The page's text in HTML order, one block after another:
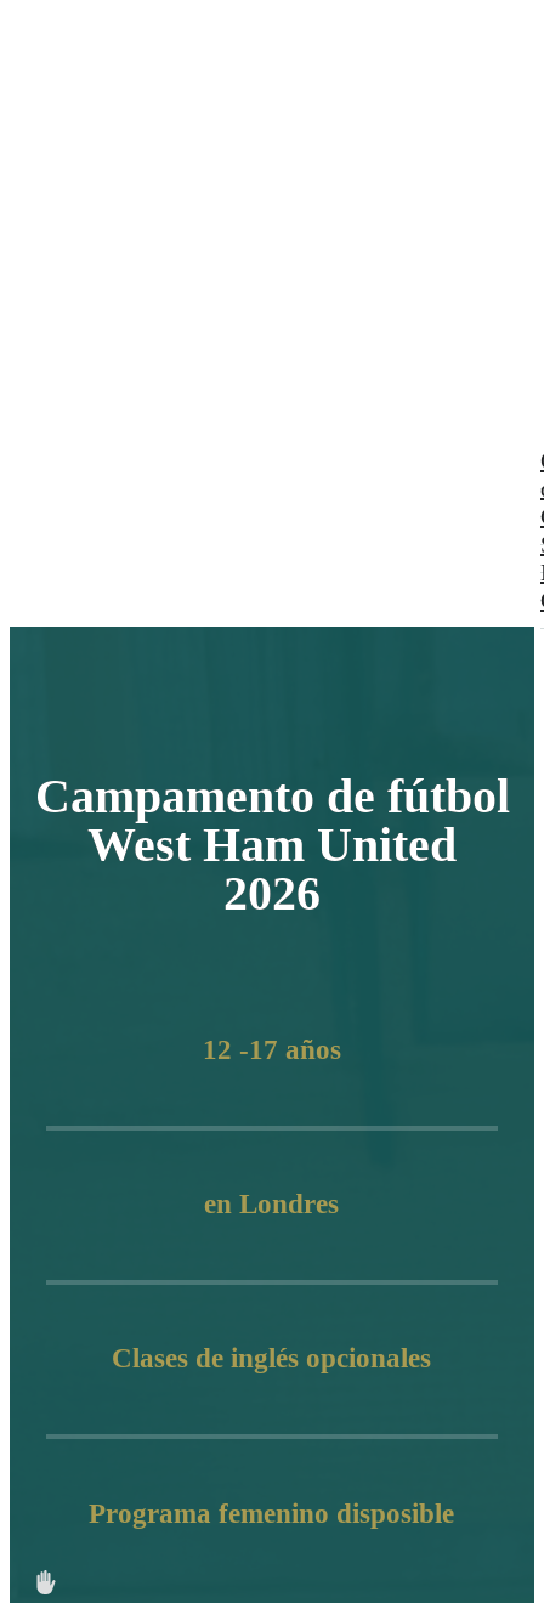
Campamento de fútbol
West Ham United
2026
12 -17 años
en Londres
Clases de inglés opcionales
Programa femenino disposible